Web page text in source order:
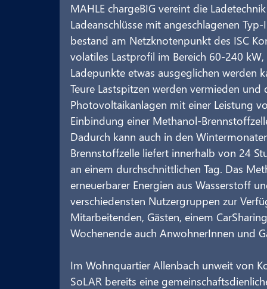
MAHLE chargeBIG vereint die
Ladeanschlüsse mit angeschlagenen
bestand am Netzknotenpunkt des ISC
volatiles Lastprofil im Bereich 60-240
Ladepunkte etwas ausgeglichen werden
Teure Lastspitzen werden vermieden
Photovoltaikanlagen mit einer Leistung
Einbindung einer Methanol-
Dadurch kann auch in den
Brennstoffzelle liefert innerhalb von 24
an einem durchschnittlichen Tag. Das
erneuerbarer Energien aus Wasserstoff
verschiedensten Nutzergruppen zur
Mitarbeitenden, Gästen, einem
Wochenende auch AnwohnerInnen und
Im Wohnquartier Allenbach unweit von
SoLAR bereits eine